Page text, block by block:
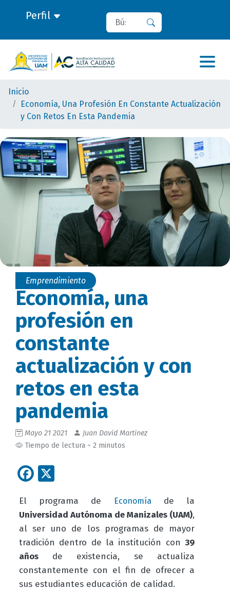
Perfil Buscar
Inicio
Economía, Una Profesión En Constante Actualización
y Con Retos En Esta Pandemia
Emprendimiento
Economía, una
profesión en
constante
actualización y con
retos en esta
pandemia
Mayo 21 2021
Juan David Martinez
Tiempo de lectura ~ 2 minutos
Facebook
El programa de Economíade la
Universidad Autónoma de Manizales (UAM),
al ser uno de los programas de mayor
tradición dentro de la institución con39
añosde existencia, se actualiza
constantemente con el fin de ofrecer a
sus estudiantes educación de calidad.